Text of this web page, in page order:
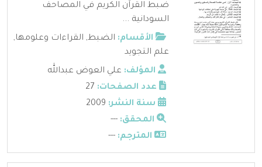
ضبط القرآن الكريم في المصاحف
السودانية ...
الأقسام: الضبط, القراءات وعلومها,
علم التجويد
المؤلف: علي العوض عبدالله
عدد الصفحات:
سنة النشر:
المحقق: ---
المترجم: ---